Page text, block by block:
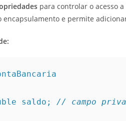
para controlar o acesso
encapsulamento e permite
saldo;
// campo